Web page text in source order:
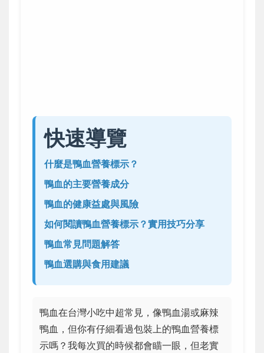
快速導覽
什麼是鴨血營養標示？
鴨血的主要營養成分
鴨血的健康益處與風險
如何閱讀鴨血營養標示？實用技巧分享
鴨血常見問題解答
鴨血選購與食用建議
鴨血在台灣小吃中超常見，像鴨血湯或麻辣
鴨血，但你有仔細看過包裝上的鴨血營養標
示嗎？我每次買的時候都會瞄一眼，但老實